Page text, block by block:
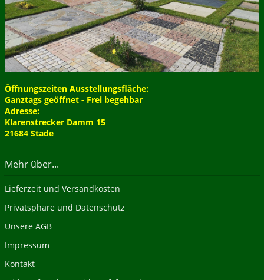
Öffnungszeiten Ausstellungsfläche:
Ganztags geöffnet - Frei begehbar
Adresse:
Klarenstrecker Damm 15
21684 Stade
Mehr über...
Lieferzeit und Versandkosten
Privatsphäre und Datenschutz
Unsere AGB
Impressum
Kontakt